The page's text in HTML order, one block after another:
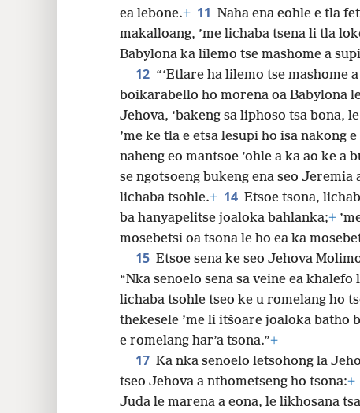
ea lebone.+ 11 Naha ena eohle e tla
makalloang, ’me lichaba tsena li tla
Babylona ka lilemo tse mashome a
12 “‘Etlare ha lilemo tse mashome
boikarabello ho morena oa Babylona le
Jehova, ‘bakeng sa liphoso tsa bona,
’me ke tla e etsa lesupi ho isa nakong
naheng eo mantsoe ’ohle a ka ao ke a
se ngotsoeng bukeng ena seo
lichaba tsohle.+ 14 Etsoe tsona,
ba hanyapelitse joaloka bahlanka;+
mosebetsi oa tsona le ho ea ka
15 Etsoe sena ke seo Jehova
“Nka senoelo sena sa veine ea khalefo
lichaba tsohle tseo ke u romelang ho
thekesele ’me li itšoare joaloka batho
e romelang har’a tsona.”+
17 Ka nka senoelo letsohong la
tseo Jehova a nthometseng ho tsona:+
Juda le marena a eona, le likhosana